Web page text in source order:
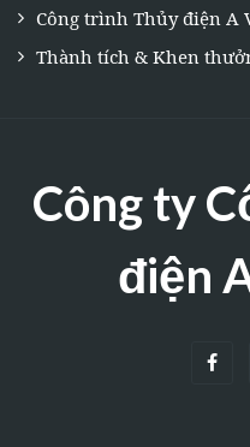
Công trình Thủy điện A
Thành tích & Khen
Công ty
điện